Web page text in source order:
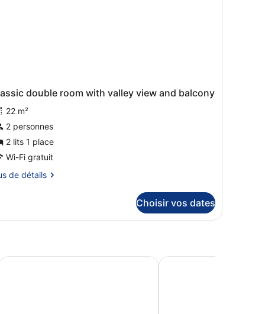
double room with valley view and balcony
22 m²
2 personnes
2 lits 1 place
Wi-Fi gratuit
de détails
Choisir vos dates
Hotel Schönegg Wengen Hotel Bellevue -